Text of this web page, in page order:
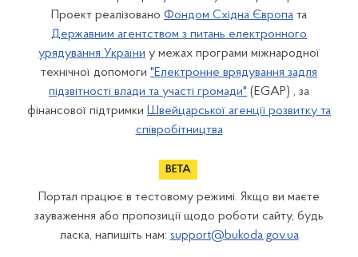
Проект реалізовано Фондом Східна Європа та
Державним агентством з питань електронного
урядування України у межах програми міжнародної
технічної допомоги "Електронне врядування задля
підзвітності влади та участі громади" (EGAP) , за
фінансової підтримки Швейцарської агенції розвитку та
співробітництва
Портал працює в тестовому режимі. Якщо ви маєте
зауваження або пропозиції щодо роботи сайту, будь
ласка, напишіть нам: support@bukoda.gov.ua